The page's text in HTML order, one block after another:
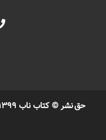
حق نشر © کتاب ناب ۱۳۹۹ | به نام سینا صفایی